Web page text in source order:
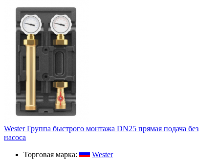
Wester Группа быстрого монтажа DN25 прямая подача без
насоса
Торговая марка:
Wester